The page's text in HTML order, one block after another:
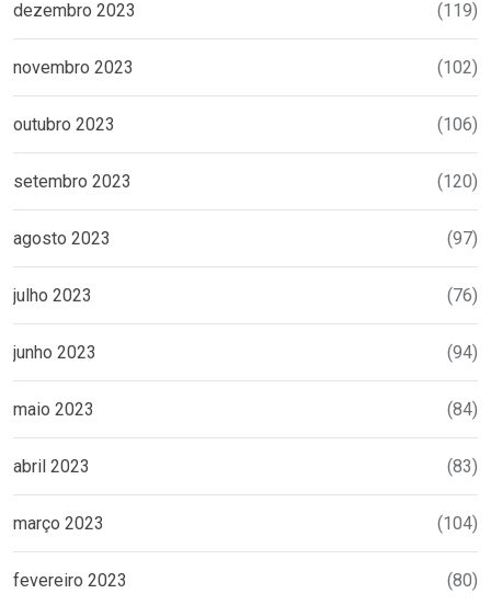
dezembro 2023 (119)
novembro 2023 (102)
outubro 2023 (106)
setembro 2023 (120)
agosto 2023 (97)
julho 2023 (76)
junho 2023 (94)
maio 2023 (84)
abril 2023 (83)
março 2023 (104)
fevereiro 2023 (80)